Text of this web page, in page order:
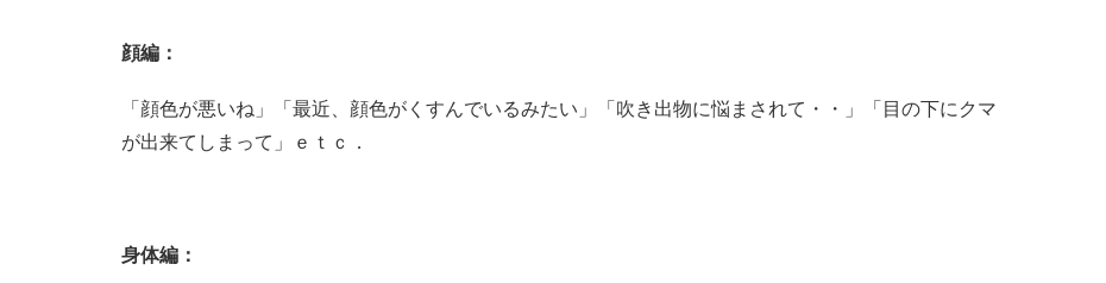
顔編：
「顔色が悪いね」「最近、顔色がくすんでいるみたい」「吹き出物に悩まされて・・」「目の下にクマ
が出来てしまって」ｅｔｃ．
身体編：